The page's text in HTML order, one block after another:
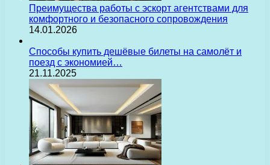
Преимущества работы с эскорт агентствами для
комфортного и безопасного сопровождения
14.01.2026
Способы купить дешёвые билеты на самолёт и
поезд с экономией…
21.11.2025